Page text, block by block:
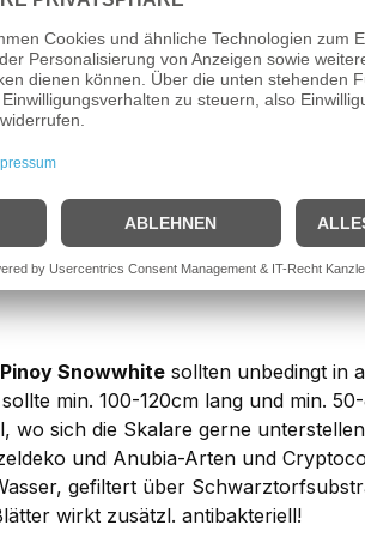
spec. Pinoy
Skalare spec. Pinoy Snowwhite
von Skalaren aufweisen kann!
zeigen eine schöne, gleichmäßige
erkennen. Diese
die Augenfarbe ist schwarz.
mit Schwarzwasseranteil
Skalare eine wunderschöne,
Snowwhite sollten unbedingt in
min. 100-120cm lang und min.
wo sich die Skalare gerne
und Anubia-Arten und
gefiltert über
wirkt zusätzl. antibakteriell!